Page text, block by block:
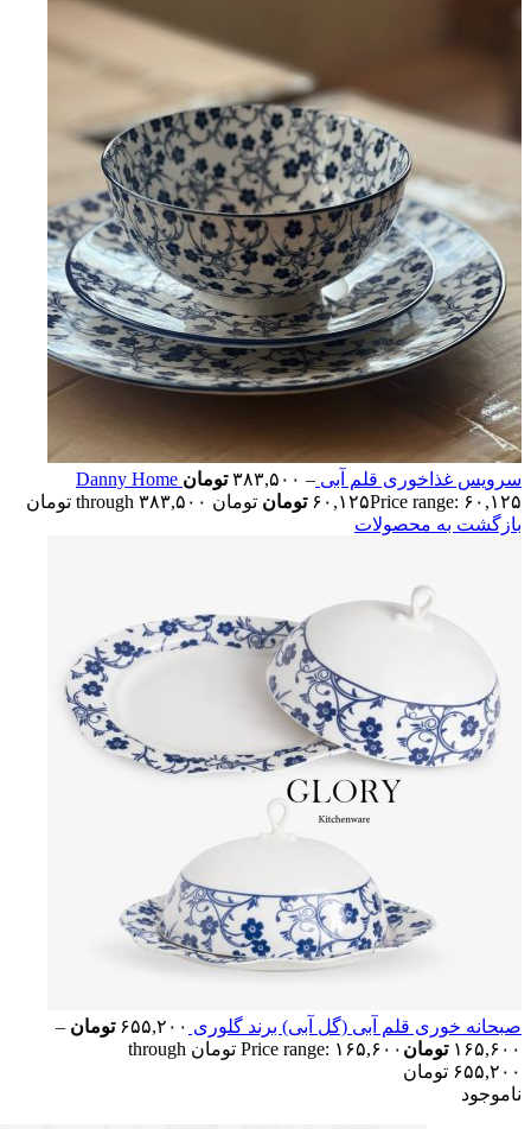
سرویس غذاخوری قلم آبی Danny Home ۳۸۳,۵۰۰ تومان
–
۶۰,۱۲۵ تومان
Price range: ۶۰,۱۲۵ تومان through ۳۸۳,۵۰۰ تومان
بازگشت به محصولات
صبحانه خوری قلم آبی (گل آبی) برند گلوری ۶۵۵,۲۰۰ تومان –
۱۶۵,۶۰۰ تومان
Price range: ۱۶۵,۶۰۰ تومان through
۶۵۵,۲۰۰ تومان
ناموجود